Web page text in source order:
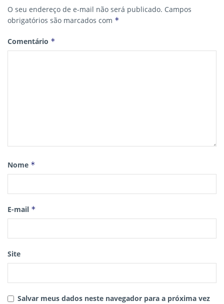
O seu endereço de e-mail não será publicado. Campos
obrigatórios são marcados com *
Comentário *
Nome *
E-mail *
Site
Salvar meus dados neste navegador para a próxima vez